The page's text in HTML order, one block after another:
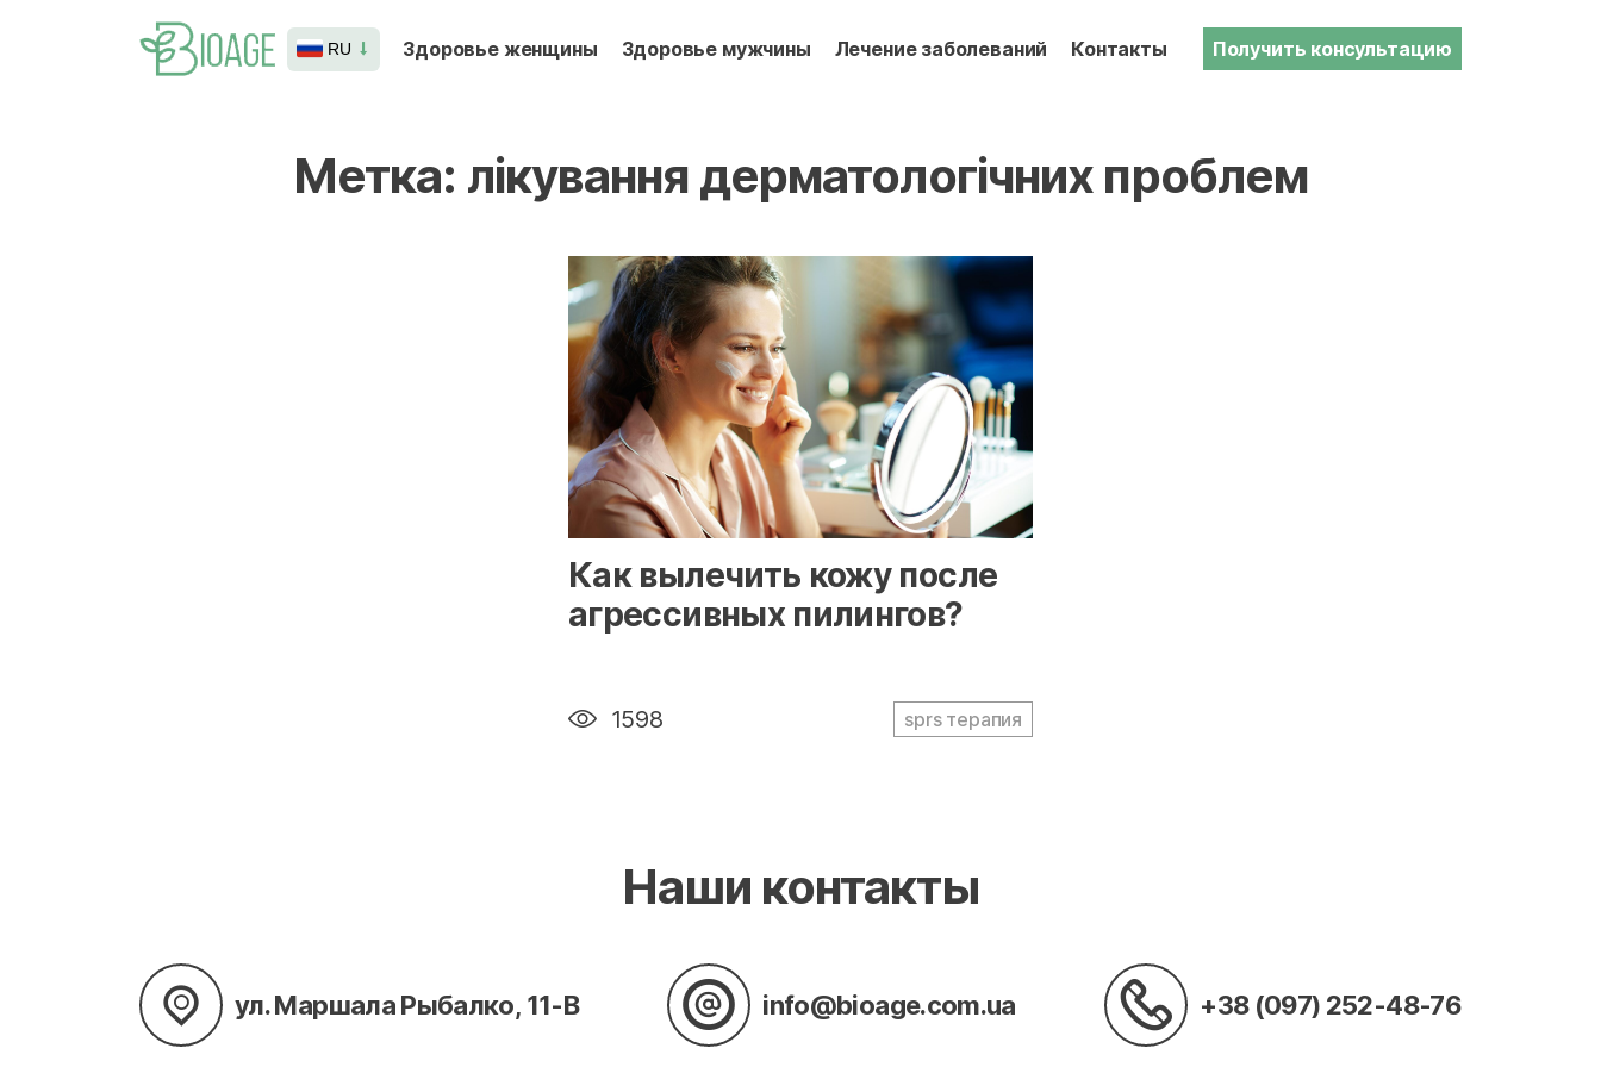
RU Здоровье женщины Здоровье мужчины Лечение заболеваний Контакты Получить консультацию
Метка: лікування дерматологічних проблем
" alt="loading" class="img-responsive"/>
Как вылечить кожу после
агрессивных пилингов?
1598 sprs терапия
Наши контакты
ул. Маршала Рыбалко, 11-В info@bioage.com.ua +38 (097) 252-48-76